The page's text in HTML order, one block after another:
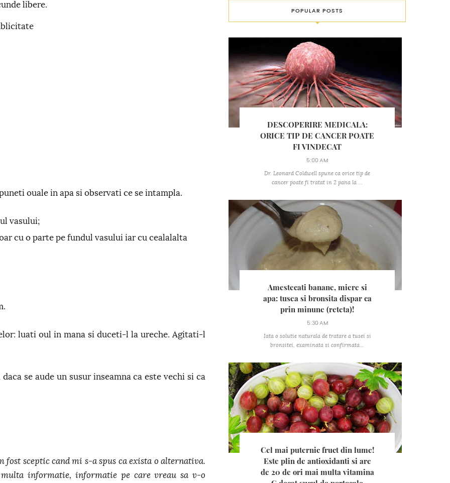
libere.
ouale in apa si observati ce se intampla.
vasului;
cu o parte pe fundul vasului iar cu cealalalta
luati oul in mana si duceti-l la ureche. Agitati-l
se aude un susur inseamna ca este vechi si ca
fost sceptic cand mi s-a spus ca exista o alternativa.
informatie, informatie pe care vreau sa v-o
POPULAR POSTS
DESCOPERIRE MEDICALA:
ORICE TIP DE CANCER POATE
FI VINDECAT
5:00 AM
Dr. Leonard Coldwell spune ca orice tip de
cancer poate fi tratat in 2 pana la ...
Amestecati banane, miere si
apa: tusea si bronsita dispar ca
prin minune (reteta)!
5:30 AM
Iata o solutie naturala de tratare a tusei si
bronsitei, examinata si confirmata...
Cel mai puternic fruct din lume!
Este plin de antioxidanti si are
de 20 de ori mai multa vitamina